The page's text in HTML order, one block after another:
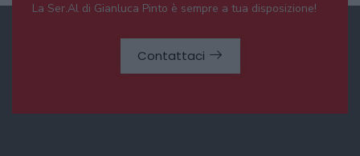
La Ser.Al di Gianluca Pinto è sempre a tua disposizione!
Contattaci